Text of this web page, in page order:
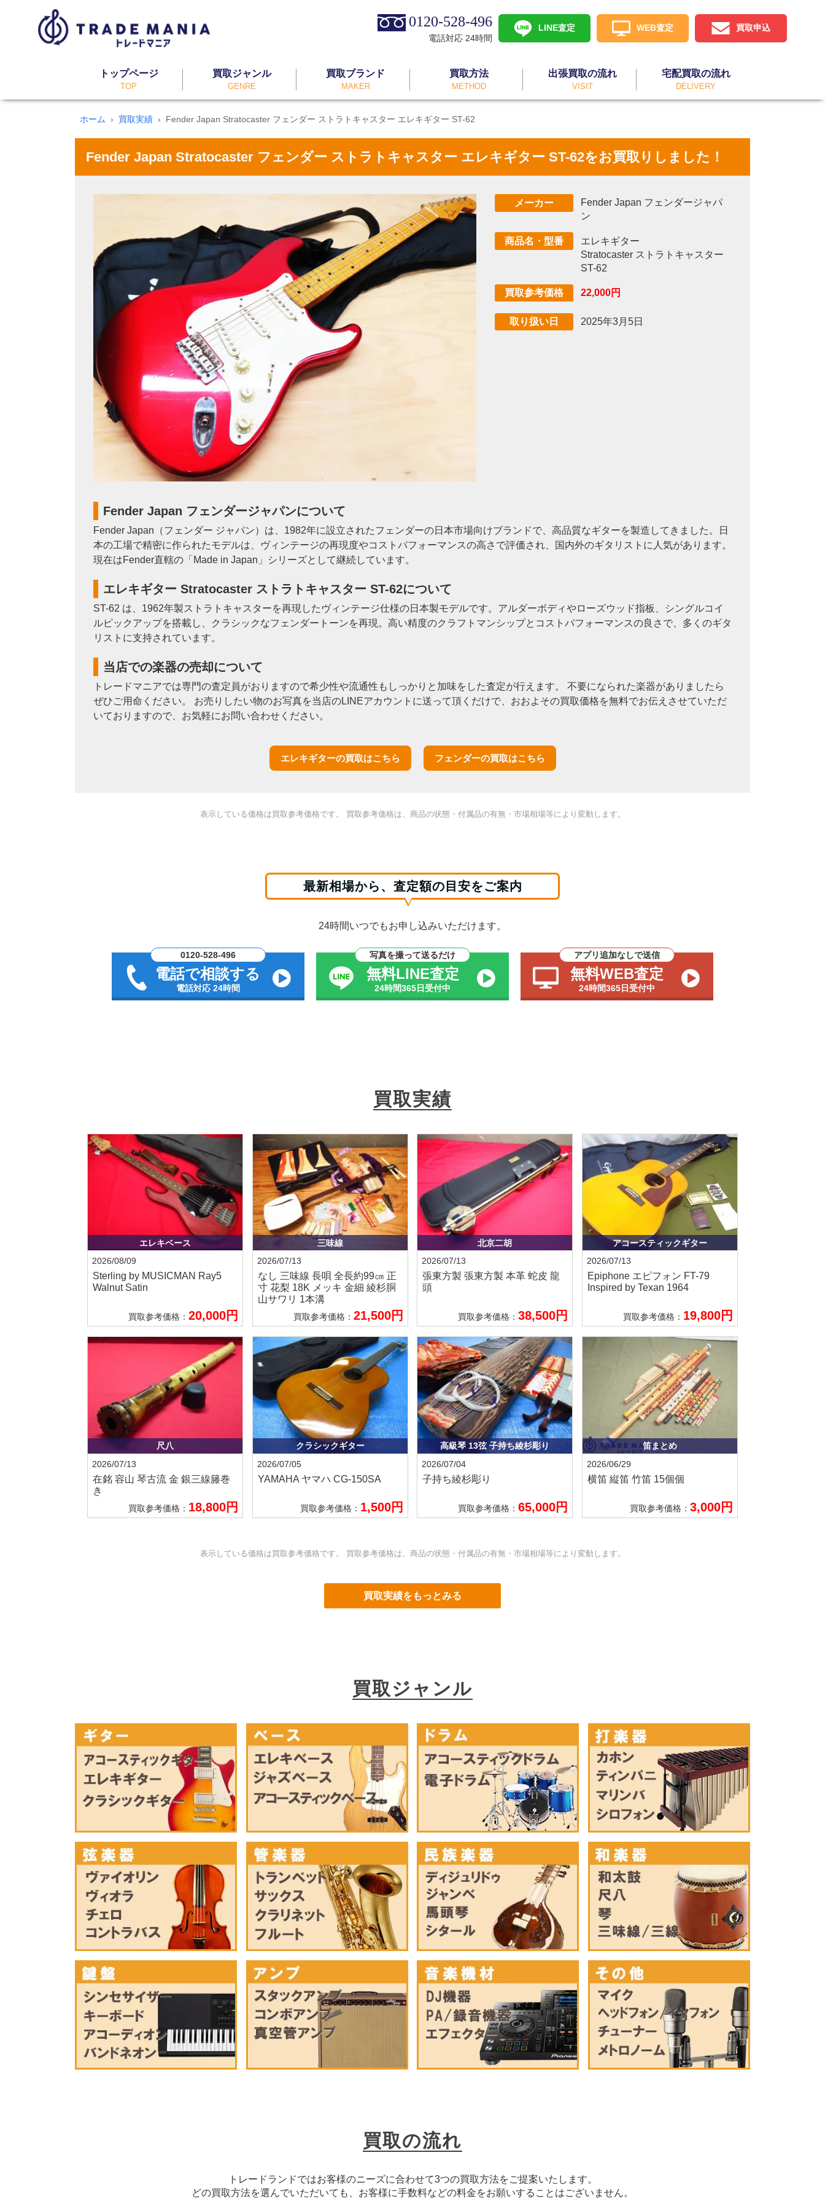
0120-528-496
電話対応 24時間
LINE査定 WEB査定 買取申込
トップページ
TOP
買取ジャンル
GENRE
買取ブランド
MAKER
買取方法
METHOD
出張買取の流れ
VISIT
宅配買取の流れ
DELIVERY
ホーム 買取実績 Fender Japan Stratocaster フェンダー ストラトキャスター エレキギター ST-62
Fender Japan Stratocaster フェンダー ストラトキャスター エレキギター ST-62をお買取りしました！
メーカー
Fender Japan フェンダージャパ
ン
商品名・型番
エレキギター
Stratocaster ストラトキャスター
ST-62
買取参考価格 22,000円
取り扱い日 2025年3月5日
Fender Japan フェンダージャパンについて
Fender Japan（フェンダー ジャパン）は、1982年に設立されたフェンダーの日本市場向けブランドで、高品質なギターを製造してきました。日
本の工場で精密に作られたモデルは、ヴィンテージの再現度やコストパフォーマンスの高さで評価され、国内外のギタリストに人気があります。
現在はFender直轄の「Made in Japan」シリーズとして継続しています。
エレキギター Stratocaster ストラトキャスター ST-62について
ST-62 は、1962年製ストラトキャスターを再現したヴィンテージ仕様の日本製モデルです。アルダーボディやローズウッド指板、シングルコイ
ルピックアップを搭載し、クラシックなフェンダートーンを再現。高い精度のクラフトマンシップとコストパフォーマンスの良さで、多くのギタ
リストに支持されています。
当店での楽器の売却について
トレードマニアでは専門の査定員がおりますので希少性や流通性もしっかりと加味をした査定が行えます。 不要になられた楽器がありましたら
ぜひご用命ください。 お売りしたい物のお写真を当店のLINEアカウントに送って頂くだけで、おおよその買取価格を無料でお伝えさせていただ
いておりますので、お気軽にお問い合わせください。
エレキギターの買取はこちら フェンダーの買取はこちら
表示している価格は買取参考価格です。 買取参考価格は、商品の状態・付属品の有無・市場相場等により変動します。
最新相場から、査定額の目安をご案内
24時間いつでもお申し込みいただけます。
0120-528-496
電話で相談する
電話対応 24時間
写真を撮って送るだけ
無料LINE査定
24時間365日受付中
アプリ追加なしで送信
無料WEB査定
24時間365日受付中
買取実績
エレキベース
2026/08/09
Sterling by MUSICMAN Ray5
Walnut Satin
買取参考価格：20,000円
三味線
2026/07/13
なし 三味線 長唄 全長約99㎝ 正
寸 花梨 18K メッキ 金細 綾杉胴
山サワリ 1本溝
買取参考価格： 21,500円
北京二胡
2026/07/13
張東方製 張東方製 本革 蛇皮 龍
頭
買取参考価格：38,500円
アコースティックギター
2026/07/13
Epiphone エピフォン FT-79
Inspired by Texan 1964
買取参考価格： 19,800円
尺八
2026/07/13
在銘 容山 琴古流 金 銀三線籐巻
き
買取参考価格： 18,800円
クラシックギター
2026/07/05
YAMAHA ヤマハ CG-150SA
買取参考価格： 1,500円
高級琴 13弦 子持ち綾杉彫り
2026/07/04
子持ち綾杉彫り
買取参考価格：65,000円
笛まとめ
2026/06/29
横笛 縦笛 竹笛 15個個
買取参考価格： 3,000円
表示している価格は買取参考価格です。 買取参考価格は、商品の状態・付属品の有無・市場相場等により変動します。
買取実績をもっとみる
買取ジャンル
買取の流れ
トレードランドではお客様のニーズに合わせて3つの買取方法をご提案いたします。
どの買取方法を選んでいただいても、お客様に手数料などの料金をお願いすることはございません。